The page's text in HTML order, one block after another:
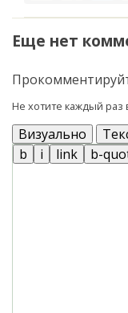
Еще нет
Не хотите каждый раз
Визуально